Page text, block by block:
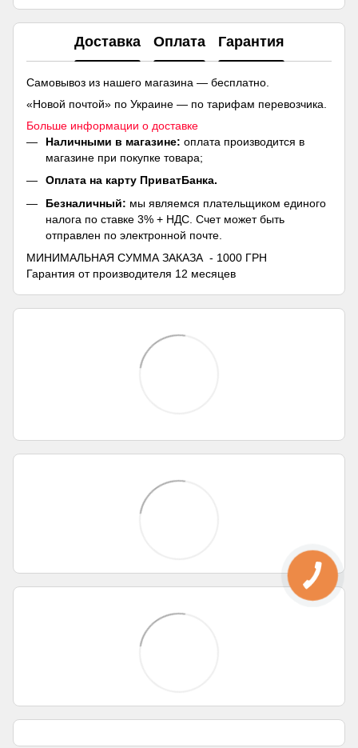
Доставка Оплата Гарантия
Самовывоз из нашего магазина — бесплатно.
«Новой почтой» по Украине — по тарифам перевозчика.
Больше информации о доставке
Наличными в магазине: оплата производится в
магазине при покупке товара;
Оплата на карту ПриватБанка.
Безналичный: мы являемся плательщиком единого
налога по ставке 3% + НДС. Счет может быть
отправлен по электронной почте.
МИНИМАЛЬНАЯ СУММА ЗАКАЗА - 1000 ГРН
Гарантия от производителя 12 месяцев